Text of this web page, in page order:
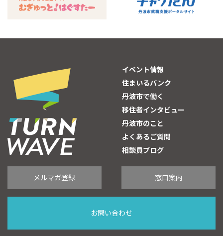
イベント情報
住まいるバンク
丹波市で働く
移住者インタビュー
丹波市のこと
よくあるご質問
相談員ブログ
メルマガ登録 窓口案内
お問い合わせ